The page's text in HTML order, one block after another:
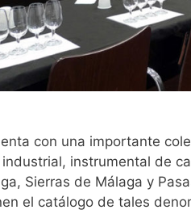
con una importante
instrumental de
Sierras de Málaga y
el catálogo de tales